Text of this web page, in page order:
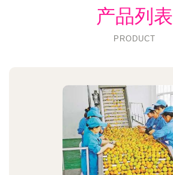
产品列表
PRODUCT